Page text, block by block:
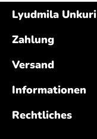
Lyudmila Unkuri
Zahlung
Versand
Informationen
Rechtliches